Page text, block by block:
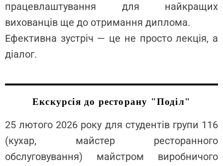
працевлаштування для найкращих
вихованців ще до отримання диплома.
Ефективна зустріч — це не просто лекція, а
діалог.
Екскурсія до ресторану "Поділ"
25 лютого 2026 року для студентів групи 116
(кухар, майстер ресторанного
обслуговування) майстром виробничого